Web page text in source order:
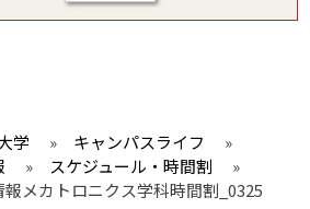
学 » キャンパスライフ
»
» スケジュール・時間割
»
報メカトロニクス学科時間割_0325